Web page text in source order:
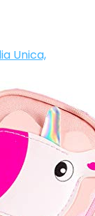
Unica,